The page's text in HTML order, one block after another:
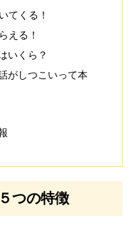
てくる！
える！
いくら？
がしつこいって本
つの特徴